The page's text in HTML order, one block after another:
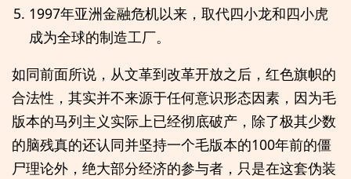
1997年亚洲金融危机以来，取代四小龙和四小虎
成为全球的制造工厂。
如同前面所说，从文革到改革开放之后，红色旗帜的
合法性，其实并不来源于任何意识形态因素，因为毛
版本的马列主义实际上已经彻底破产，除了极其少数
的脑残真的还认同并坚持一个毛版本的100年前的僵
尸理论外，绝大部分经济的参与者，只是在这套伪装